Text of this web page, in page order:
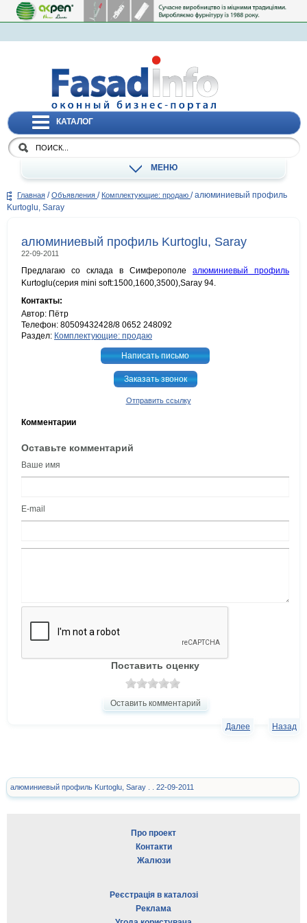
КАТАЛОГ
МЕНЮ
Главная / Объявления / Комплектующие: продаю / алюминиевый профиль
Kurtoglu, Saray
алюминиевый профиль Kurtoglu, Saray
22-09-2011
Предлагаю со склада в Симферополе алюминиевый профиль
Kurtoglu(cерия mini soft:1500,1600,3500),Saray 94.
Контакты:
Автор: Пётр
Телефон: 80509432428/8 0652 248092
Раздел: Комплектующие: продаю
Написать письмо
Заказать звонок
Отправить ссылку
Комментарии
Оставьте комментарий
Ваше имя
E-mail
Поставить оценку
Оставить комментарий
Назад
Далее
алюминиевый профиль Kurtoglu, Saray . . 22-09-2011
Про проект
Контакти
Жалюзи
Реєстрація в каталозі
Реклама